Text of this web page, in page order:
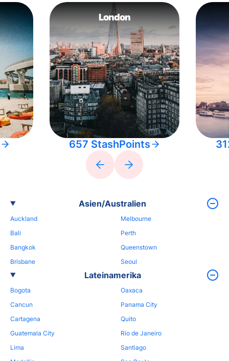
London
657 StashPoints
Asien/Australien
Auckland
Bali
Bangkok
Brisbane
Melbourne
Perth
Queenstown
Seoul
Lateinamerika
Bogota
Cancun
Cartagena
Guatemala City
Lima
Oaxaca
Panama City
Quito
Rio de Janeiro
Santiago